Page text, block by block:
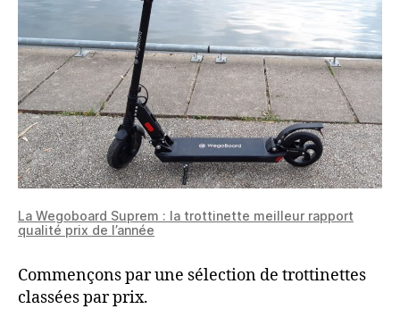
La Wegoboard Suprem : la trottinette meilleur rapport
qualité prix de l’année
Commençons par une sélection de trottinettes
classées par prix.